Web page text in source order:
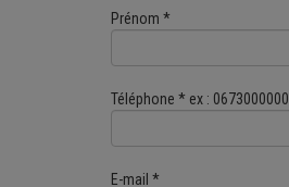
Prénom *
Téléphone * ex : 0673000000
E-mail *